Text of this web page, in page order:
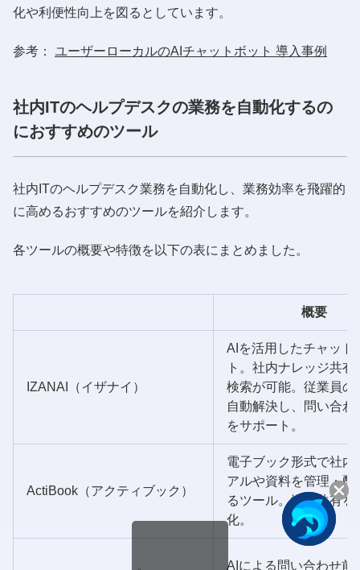
化や利便性向上を図るとしています。
参考： ユーザーローカルのAIチャットボット 導入事例
社内ITのヘルプデスクの業務を自動化するの
におすすめのツール
社内ITのヘルプデスク業務を自動化し、業務効率を飛躍的
に高めるおすすめのツールを紹介します。
各ツールの概要や特徴を以下の表にまとめました。
概要
IZANAI（イザナイ）
AIを活用したチャット
ト。社内ナレッジ共有
検索が可能。従業員の
自動解決し、問い合わ
をサポート。
ActiBook（アクティブック）
電子ブック形式で社内
アルや資料を管理・配
るツール。情報共有を
化。
AIによる問い合わせ前